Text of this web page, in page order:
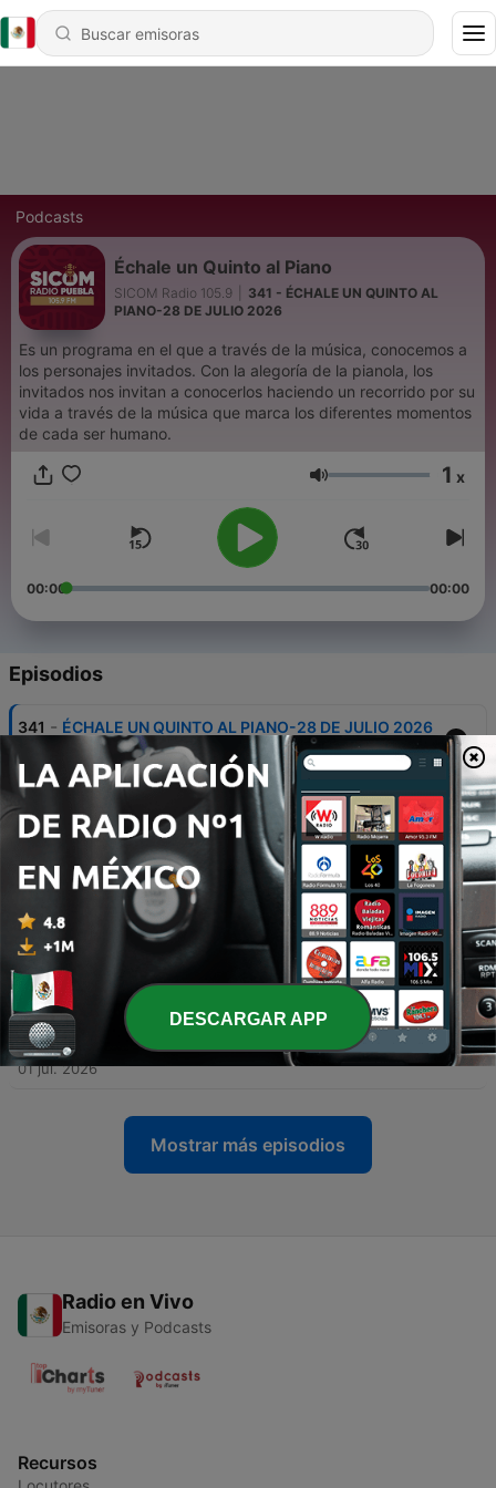
Podcasts
Échale un Quinto al Piano
SICOM Radio 105.9
341 - ÉCHALE UN QUINTO AL
PIANO-28 DE JULIO 2026
Es un programa en el que a través de la música, conocemos a
los personajes invitados. Con la alegoría de la pianola, los
invitados nos invitan a conocerlos haciendo un recorrido por su
vida a través de la música que marca los diferentes momentos
de cada ser humano.
Volumen 1 x
00:00 00:00
Episodios
341 - ÉCHALE UN QUINTO AL PIANO-28 DE JULIO 2026
28 jul. 2026
340
ÉCHALE UN QUINTO AL PIANO CON KALYANI
PSIHAJ-21 DE JULIO 2026
22 jul. 2026
339 - ÉCHALE UN QUINTO AL PIANO-14 DE JULIO 2026
14 jul. 2026
338 - ÉCHALE UN QUINTO AL PIANO-07 DE JULIO 2026
08 jul. 2026
337 - ÉCHALE UN QUINTO AL PIANO CON KIWI BIKER-
30 DE JUNIO 2026
01 jul. 2026
Mostrar más episodios
Radio en Vivo
Emisoras y Podcasts
Recursos
DESCARGAR APP